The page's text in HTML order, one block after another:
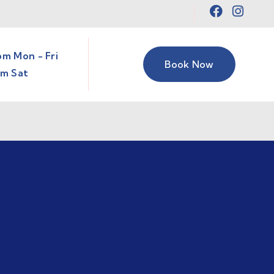
Mon - Fri
Sat
Book Now